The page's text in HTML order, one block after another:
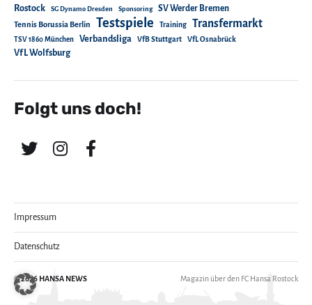
Rostock SG Dynamo Dresden Sponsoring SV Werder Bremen
Tennis Borussia Berlin Testspiele Training Transfermarkt
TSV 1860 München Verbandsliga VfB Stuttgart VfL Osnabrück
VfL Wolfsburg
Folgt uns doch!
Impressum
Datenschutz
© 2026 HANSA NEWS Magazin über den FC Hansa Rostock